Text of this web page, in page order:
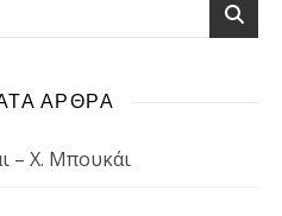
ΑΡΘΡΑ
– Χ. Μπουκάι